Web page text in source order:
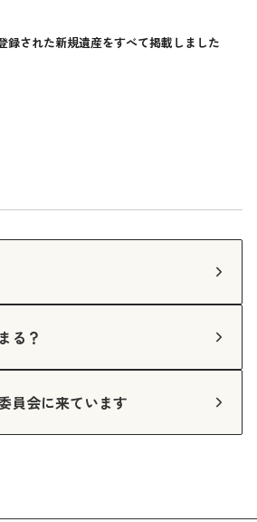
録された新規遺産をすべて掲載しました
る？
員会に来ています